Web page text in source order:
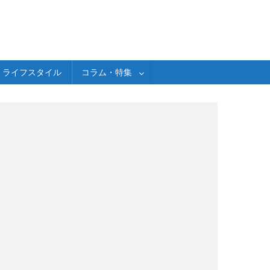
ライフスタイル コラム・特集